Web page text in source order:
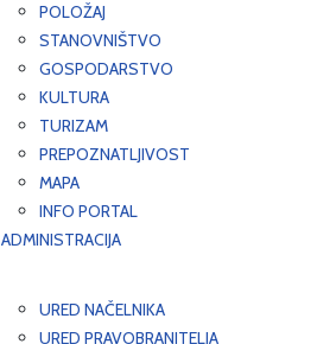
POLOŽAJ
STANOVNIŠTVO
GOSPODARSTVO
KULTURA
TURIZAM
PREPOZNATLJIVOST
MAPA
INFO PORTAL
ADMINISTRACIJA
URED NAČELNIKA
URED PRAVOBRANITELJA